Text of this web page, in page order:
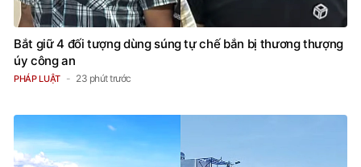
Bắt giữ 4 đối tượng dùng súng tự chế bắn bị thương thượng
úy công an
PHÁP LUẬT 23 phút trước